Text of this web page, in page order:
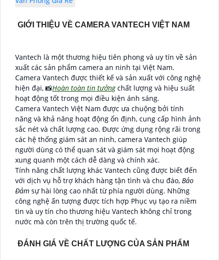
GIỚI THIỆU VỀ CAMERA VANTECH VIỆT NAM
Vantech là một thương hiệu tiên phong và uy tín về sản
xuất các sản phẩm camera an ninh tại Việt Nam.
Camera Vantech được thiết kế và sản xuất với công nghệ
hiện đại, 📸Hoàn toàn tin tưởngchất lượng và hiệu suất
hoạt động tốt trong mọi điều kiện ánh sáng.
Camera Vantech Việt Nam được ưa chuộng bởi tính
năng và khả năng hoạt động ổn định, cung cấp hình ảnh
sắc nét và chất lượng cao. Được ứng dụng rộng rãi trong
các hệ thống giám sát an ninh, camera Vantech giúp
người dùng có thể quan sát và giám sát mọi hoạt động
xung quanh một cách dễ dàng và chính xác.
Tính năng chất lượng khác Vantech cũng được biết đến
với dịch vụ hỗ trợ khách hàng tận tình và chu đáo, Bảo
Đảm sự hài lòng cao nhất từ phía người dùng. Những
công nghệ ấn tượng được tích hợp Phục vụ tạo ra niềm
tin và uy tín cho thương hiệu Vantech không chỉ trong
nước mà còn trên thị trường quốc tế.
ĐÁNH GIÁ VỀ CHẤT LƯỢNG CỦA SẢN PHẨM